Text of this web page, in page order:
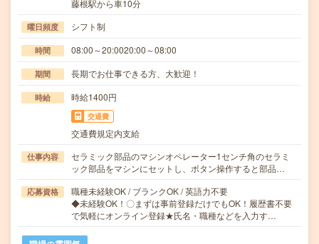
藤根駅から車10分
曜日頻度 シフト制
時間 08:00～20:0020:00～08:00
期間 長期でお仕事できる方、大歓迎！
時給 時給1400円
交通費
交通費規定内支給
仕事内容
セラミック部品のマシンオペレーター1センチ角のセラミ
ック部品をマシンにセットし、ボタン操作すると部品…
応募資格
職種未経験OK / ブランクOK / 英語力不要
◆未経験OK！〇まずは事前登録だけでもOK！履歴書不要
で気軽にオンライン登録★氏名・職種などを入力す…